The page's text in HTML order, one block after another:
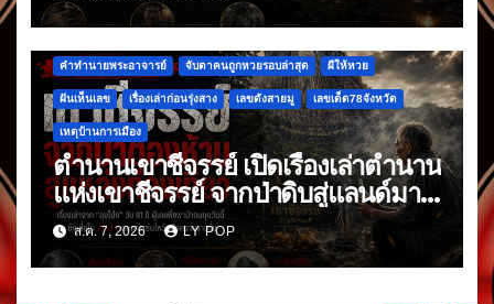
คำทำนายพระอาจารย์ จับตาคนถูกหวยรอบล่าสุด ผีให้หวย
ฝันเห็นเลข เรื่องเล่าก่อนรุ่งสาง เลขดังสายมู เลขเด็ด78จังหวัด
เหตุบ้านการเมือง
ตำนานเขาชีจรรย์ เปิดเรื่องเล่าตำนาน
แห่งเขาชีจรรย์ จากป่าดิบสู่แลนด์มาร์
กดัง
ส.ค. 7, 2026 LY POP